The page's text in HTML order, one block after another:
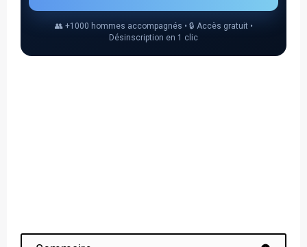
👥 +1000 hommes accompagnés • 🔒 Accès gratuit •
Désinscription en 1 clic